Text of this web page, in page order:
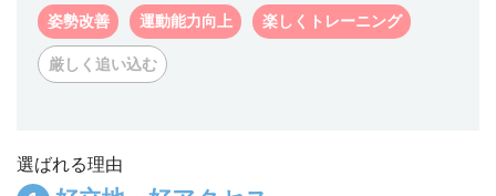
姿勢改善 運動能力向上 楽しくトレーニング
厳しく追い込む
選ばれる理由